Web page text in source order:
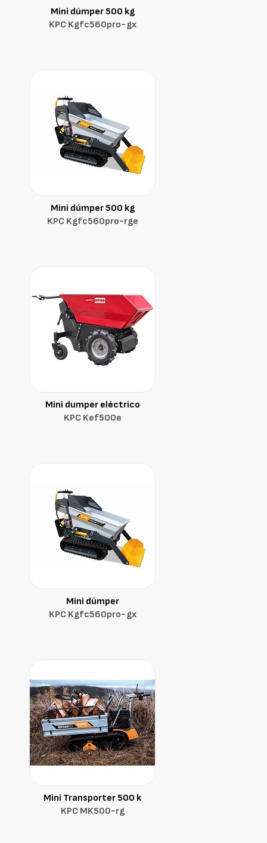
Mini dúmper 500 kg
KPC Kgfc560pro-gx
Mini dúmper 500 kg
KPC Kgfc560pro-rge
Mini dumper eléctrico
KPC Kef500e
Mini dúmper
KPC Kgfc560pro-gx
Mini Transporter 500 k
KPC MK500-rg